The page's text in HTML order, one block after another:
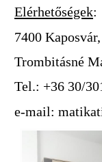
Elérhetőségek:
7400
Trombitásné
Tel.: +36 30/
e-mail: